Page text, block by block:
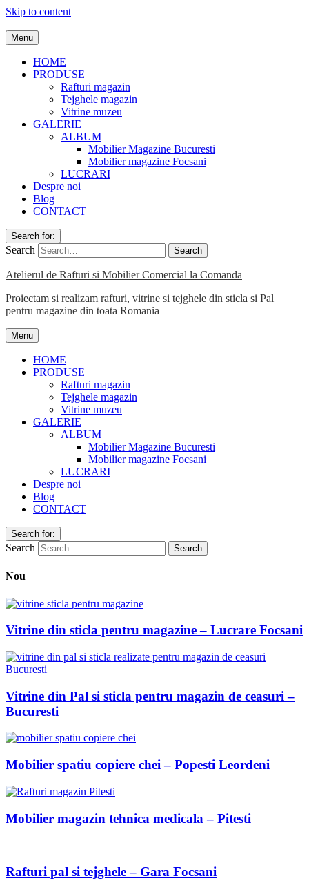
Skip to content
Menu
HOME
PRODUSE
Rafturi magazin
Tejghele magazin
Vitrine muzeu
GALERIE
ALBUM
Mobilier Magazine Bucuresti
Mobilier magazine Focsani
LUCRARI
Despre noi
Blog
CONTACT
Search for:
Search
Atelierul de Rafturi si Mobilier Comercial la Comanda
Proiectam si realizam rafturi, vitrine si tejghele din sticla si Pal
pentru magazine din toata Romania
Menu
HOME
PRODUSE
Rafturi magazin
Tejghele magazin
Vitrine muzeu
GALERIE
ALBUM
Mobilier Magazine Bucuresti
Mobilier magazine Focsani
LUCRARI
Despre noi
Blog
CONTACT
Search for:
Search
Nou
Vitrine din sticla pentru magazine – Lucrare Focsani
Vitrine din Pal si sticla pentru magazin de ceasuri –
Bucuresti
Mobilier spatiu copiere chei – Popesti Leordeni
Mobilier magazin tehnica medicala – Pitesti
Rafturi pal si tejghele – Gara Focsani